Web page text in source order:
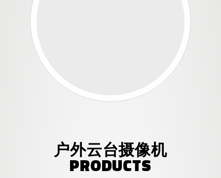
户外云台摄像机
PRODUCTS